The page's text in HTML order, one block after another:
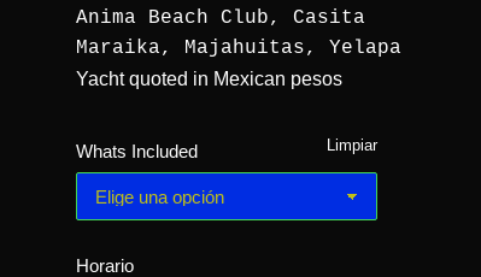
Anima Beach Club, Casita
Maraika, Majahuitas, Yelapa
Yacht quoted in Mexican pesos
Whats Included
Horario
Limpiar